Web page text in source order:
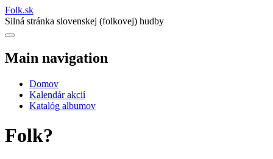
Folk.sk
Silná stránka slovenskej (folkovej) hudby
Main navigation
Domov
Kalendár akcií
Katalóg albumov
Folk?